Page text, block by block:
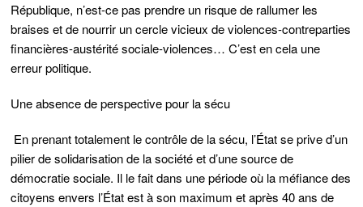
République, n’est-ce pas prendre un risque de rallumer les
braises et de nourrir un cercle vicieux de violences-contreparties
financières-austérité sociale-violences… C’est en cela une
erreur politique.
Une absence de perspective pour la sécu
En prenant totalement le contrôle de la sécu, l’État se prive d’un
pilier de solidarisation de la société et d’une source de
démocratie sociale. Il le fait dans une période où la méfiance des
citoyens envers l’État est à son maximum et après 40 ans de